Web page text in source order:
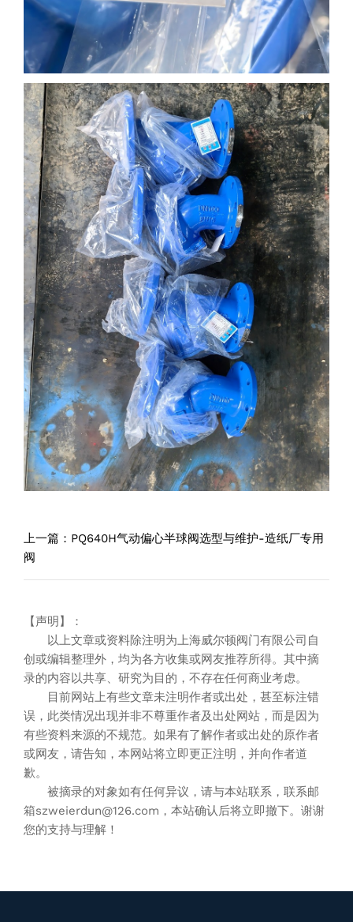
上一篇： PQ640H气动偏心半球阀选型与维护-造纸厂专用
阀
【声明】：
以上文章或资料除注明为上海威尔顿阀门有限公司自
创或编辑整理外，均为各方收集或网友推荐所得。其中摘
录的内容以共享、研究为目的，不存在任何商业考虑。
目前网站上有些文章未注明作者或出处，甚至标注错
误，此类情况出现并非不尊重作者及出处网站，而是因为
有些资料来源的不规范。如果有了解作者或出处的原作者
或网友，请告知，本网站将立即更正注明，并向作者道
歉。
被摘录的对象如有任何异议，请与本站联系，联系邮
箱szweierdun@126.com，本站确认后将立即撤下。谢谢
您的支持与理解！